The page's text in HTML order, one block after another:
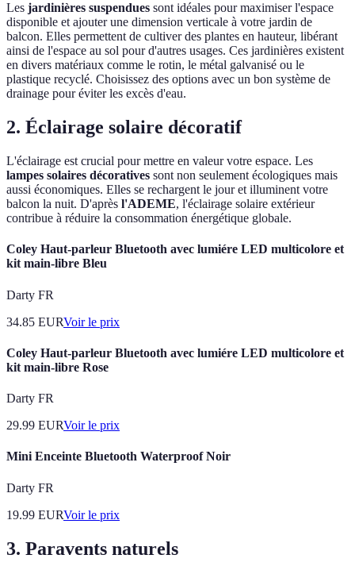
Les jardinières suspendues sont idéales pour maximiser l'espace
disponible et ajouter une dimension verticale à votre jardin de
balcon. Elles permettent de cultiver des plantes en hauteur, libérant
ainsi de l'espace au sol pour d'autres usages. Ces jardinières existent
en divers matériaux comme le rotin, le métal galvanisé ou le
plastique recyclé. Choisissez des options avec un bon système de
drainage pour éviter les excès d'eau.
2. Éclairage solaire décoratif
L'éclairage est crucial pour mettre en valeur votre espace. Les
lampes solaires décoratives sont non seulement écologiques mais
aussi économiques. Elles se rechargent le jour et illuminent votre
balcon la nuit. D'après l'ADEME, l'éclairage solaire extérieur
contribue à réduire la consommation énergétique globale.
Coley Haut-parleur Bluetooth avec lumiére LED multicolore et
kit main-libre Bleu
Darty FR
34.85 EURVoir le prix
Coley Haut-parleur Bluetooth avec lumiére LED multicolore et
kit main-libre Rose
Darty FR
29.99 EURVoir le prix
Mini Enceinte Bluetooth Waterproof Noir
Darty FR
19.99 EURVoir le prix
3. Paravents naturels